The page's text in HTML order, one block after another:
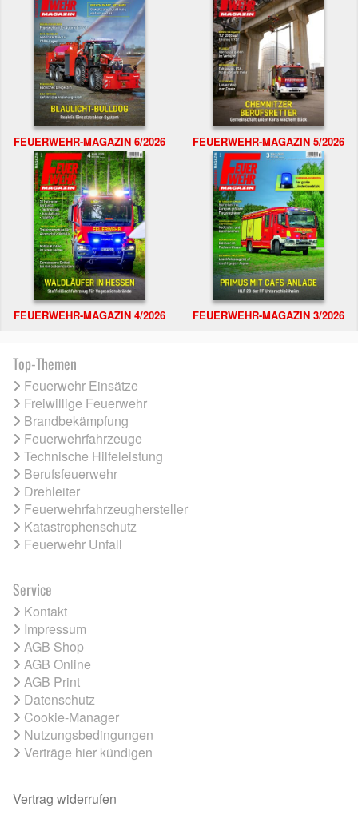
FEUERWEHR-MAGAZIN 6/2026 FEUERWEHR-MAGAZIN 5/2026
FEUERWEHR-MAGAZIN 4/2026 FEUERWEHR-MAGAZIN 3/2026
Top-Themen
Feuerwehr Einsätze
Freiwillige Feuerwehr
Brandbekämpfung
Feuerwehrfahrzeuge
Technische Hilfeleistung
Berufsfeuerwehr
Drehleiter
Feuerwehrfahrzeughersteller
Katastrophenschutz
Feuerwehr Unfall
Service
Kontakt
Impressum
AGB Shop
AGB Online
AGB Print
Datenschutz
Cookie-Manager
Nutzungsbedingungen
Verträge hier kündigen
Vertrag widerrufen